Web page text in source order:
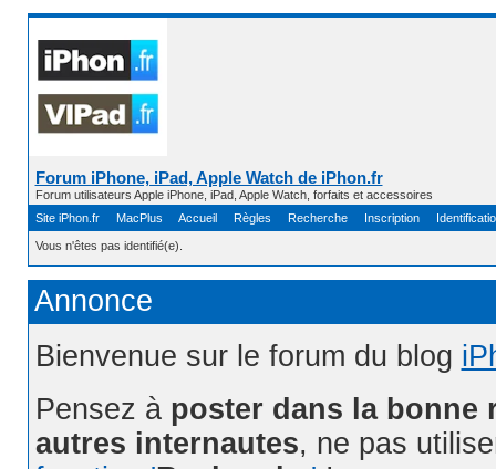
Forum iPhone, iPad, Apple Watch de iPhon.fr
Forum utilisateurs Apple iPhone, iPad, Apple Watch, forfaits et accessoires
Site iPhon.fr
MacPlus Accueil Règles Recherche Inscription
Vous n'êtes pas identifié(e).
Annonce
Bienvenue sur le forum du blog
Pensez à poster dans la bonne
autres internautes, ne pas